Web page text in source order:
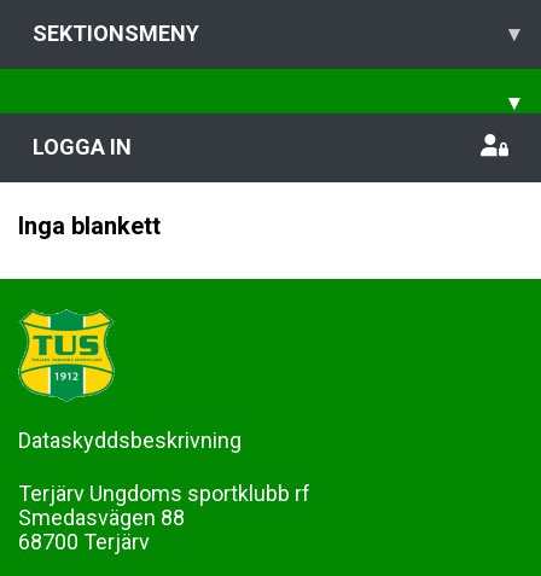
SEKTIONSMENY ▾
▾
LOGGA IN
Inga blankett
Dataskyddsbeskrivning
Terjärv Ungdoms sportklubb rf
Smedasvägen 88
68700 Terjärv